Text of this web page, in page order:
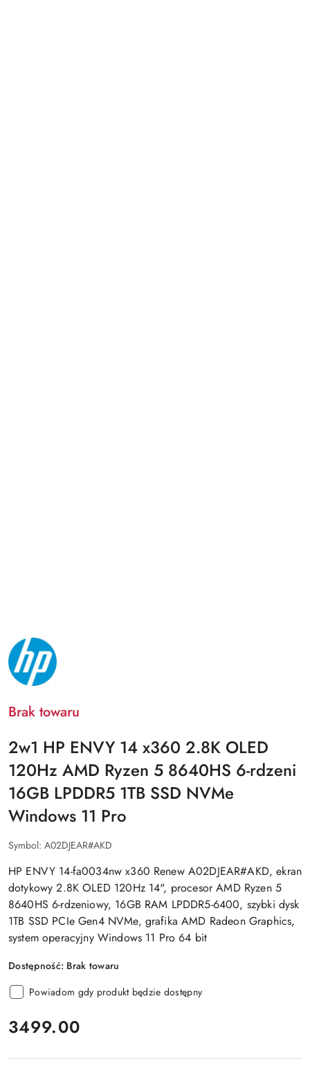
NAZWA
PRODUCENTA:
HP
Brak towaru
2w1 HP ENVY 14 x360 2.8K OLED
120Hz AMD Ryzen 5 8640HS 6-rdzeni
16GB LPDDR5 1TB SSD NVMe
Windows 11 Pro
Symbol: A02DJEAR#AKD
HP ENVY 14-fa0034nw x360 Renew A02DJEAR#AKD, ekran
dotykowy 2.8K OLED 120Hz 14", procesor AMD Ryzen 5
8640HS 6-rdzeniowy, 16GB RAM LPDDR5-6400, szybki dysk
1TB SSD PCIe Gen4 NVMe, grafika AMD Radeon Graphics,
system operacyjny Windows 11 Pro 64 bit
Dostępność: Brak towaru
Powiadom gdy produkt będzie dostępny
cena:
3499.00